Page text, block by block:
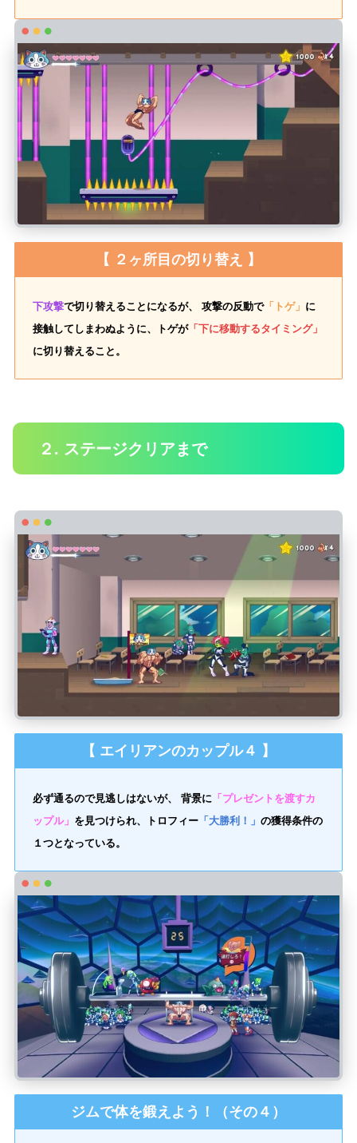
【 ２ヶ所目の切り替え 】
下攻撃で切り替えることになるが、 攻撃の反動で「トゲ」 に
接触してしまわぬように、トゲが「下に移動するタイミング」
に切り替えること。
２. ステージクリアまで
【 エイリアンのカップル４ 】
必ず通るので見逃しはないが、 背景に 「プレゼントを渡すカ
ップル」 を見つけられ、トロフィー 「大勝利！」の獲得条件の
１つとなっている。
ジムで体を鍛えよう！（その４）